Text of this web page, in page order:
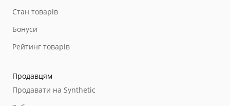
Стан товарів
Бонуси
Рейтинг товарів
Продавцям
Продавати на Synthetic